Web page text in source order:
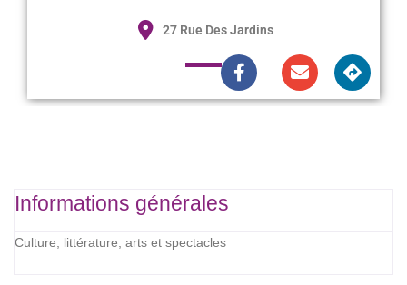
27 Rue Des Jardins
Informations générales
Culture, littérature, arts et spectacles